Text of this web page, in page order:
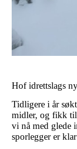
Hof idrettslags
Tidligere i år
midler, og fikk
vi nå med glede
sporlegger er